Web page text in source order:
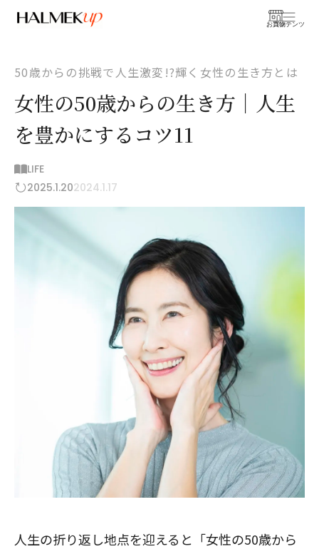
お買物
コンテンツ
50歳からの挑戦で人生激変!?輝く女性の生き方とは
女性の50歳からの生き方│人生
を豊かにするコツ11
LIFE
2025.1.202024.1.17
人生の折り返し地点を迎えると「女性の50歳から